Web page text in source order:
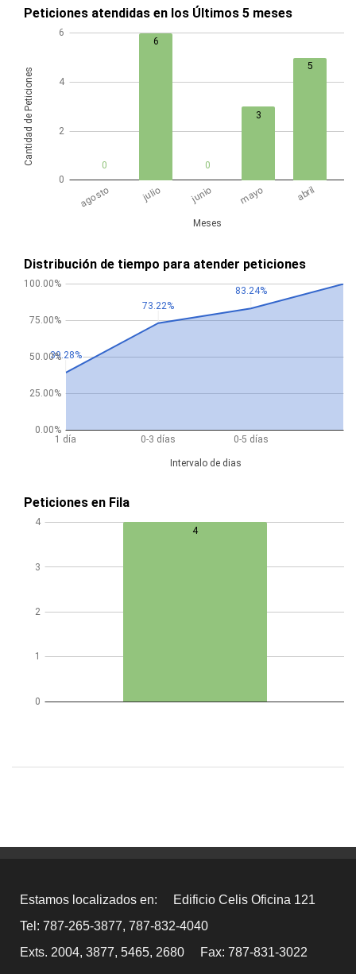
Estamos localizados en:
Edificio Celis Oficina 121
Tel: 787-265-3877, 787-832-4040
Exts. 2004, 3877, 5465, 2680
Fax: 787-831-3022